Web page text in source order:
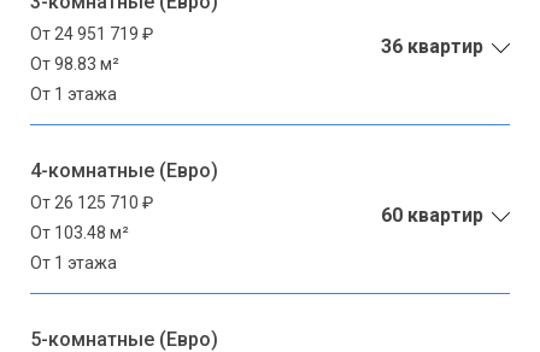
От 24 951 719 ₽
От 98.83 м²
От 1 этажа
36 квартир
4-комнатные (Евро)
От 26 125 710 ₽
От 103.48 м²
От 1 этажа
60 квартир
5-комнатные (Евро)